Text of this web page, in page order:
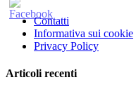
Contatti
Informativa sui cookie
Privacy Policy
Articoli recenti